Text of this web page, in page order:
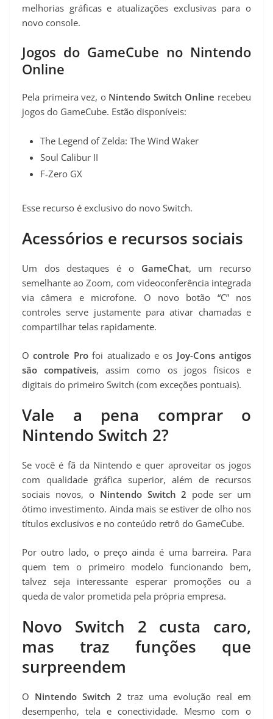
melhorias gráficas e atualizações exclusivas para o
novo console.
Jogos do GameCube no Nintendo
Online
Pela primeira vez, o Nintendo Switch Online recebeu
jogos do GameCube. Estão disponíveis:
The Legend of Zelda: The Wind Waker
Soul Calibur II
F-Zero GX
Esse recurso é exclusivo do novo Switch.
Acessórios e recursos sociais
Um dos destaques é o GameChat, um recurso
semelhante ao Zoom, com videoconferência integrada
via câmera e microfone. O novo botão “C” nos
controles serve justamente para ativar chamadas e
compartilhar telas rapidamente.
Ocontrole Profoi atualizado e os Joy-Cons antigos
são compatíveis, assim como os jogos físicos e
digitais do primeiro Switch (com exceções pontuais).
Vale a pena comprar o
Nintendo Switch 2?
Se você é fã da Nintendo e quer aproveitar os jogos
com qualidade gráfica superior, além de recursos
sociais novos, o Nintendo Switch 2 pode ser um
ótimo investimento. Ainda mais se estiver de olho nos
títulos exclusivos e no conteúdo retrô do GameCube.
Por outro lado, o preço ainda é uma barreira. Para
quem tem o primeiro modelo funcionando bem,
talvez seja interessante esperar promoções ou a
queda de valor prometida pela própria empresa.
Novo Switch 2 custa caro,
mas traz funções que
surpreendem
O Nintendo Switch 2 traz uma evolução real em
desempenho, tela e conectividade. Mesmo com o